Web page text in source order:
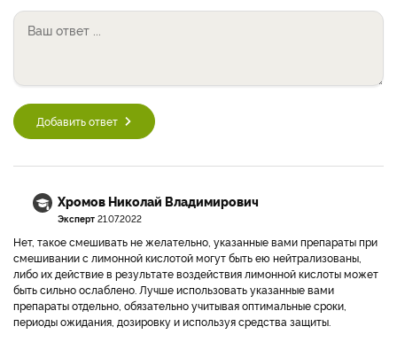
Добавить ответ
Хромов Николай Владимирович
Эксперт 21.07.2022
Нет, такое смешивать не желательно, указанные вами препараты при
смешивании с лимонной кислотой могут быть ею нейтрализованы,
либо их действие в результате воздействия лимонной кислоты может
быть сильно ослаблено. Лучше использовать указанные вами
препараты отдельно, обязательно учитывая оптимальные сроки,
периоды ожидания, дозировку и используя средства защиты.